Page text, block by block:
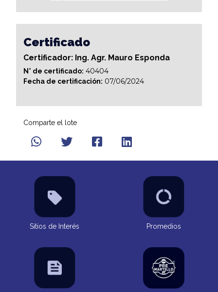
Certificado
Certificador: Ing. Agr. Mauro Esponda
N° de certificado: 40404
Fecha de certificación: 07/06/2024
Comparte el lote
Sitios de Interés Promedios